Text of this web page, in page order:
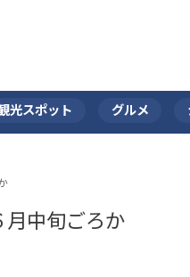
光スポット グルメ
月中旬ごろか